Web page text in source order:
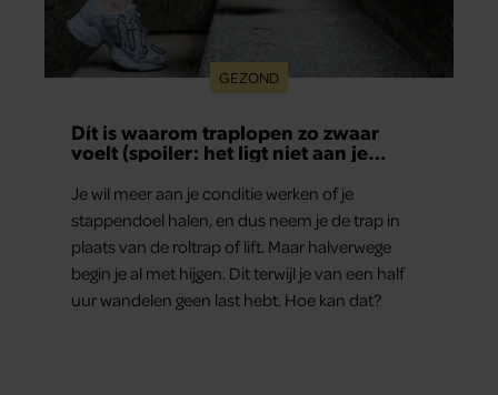
GEZOND
Dít is waarom traplopen zo zwaar
voelt (spoiler: het ligt niet aan je
Je wil meer aan je conditie werken of je
stappendoel halen, en dus neem je de trap in
plaats van de roltrap of lift. Maar halverwege
begin je al met hijgen. Dit terwijl je van een half
uur wandelen geen last hebt. Hoe kan dat?